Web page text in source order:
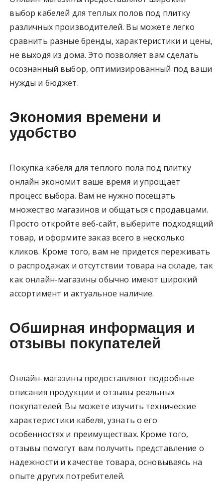
выбор кабелей для теплых полов под плитку
различных производителей. Вы можете легко
сравнить разные бренды, характеристики и цены,
не выходя из дома. Это позволяет вам сделать
осознанный выбор, оптимизированный под ваши
нужды и бюджет.
Экономия времени и
удобство
Покупка кабеля для теплого пола под плитку
онлайн экономит ваше время и упрощает
процесс выбора. Вам не нужно посещать
множество магазинов и общаться с продавцами.
Просто откройте веб-сайт, выберите подходящий
товар, и оформите заказ всего в несколько
кликов. Кроме того, вам не придется переживать
о распродажах и отсутствии товара на складе, так
как онлайн-магазины обычно имеют широкий
ассортимент и актуальное наличие.
Обширная информация и
отзывы покупателей
Онлайн-магазины предоставляют подробные
описания продукции и отзывы реальных
покупателей. Вы можете изучить технические
характеристики кабеля, узнать о его
особенностях и преимуществах. Кроме того,
отзывы помогут вам получить представление о
надежности и качестве товара, основываясь на
опыте других потребителей.